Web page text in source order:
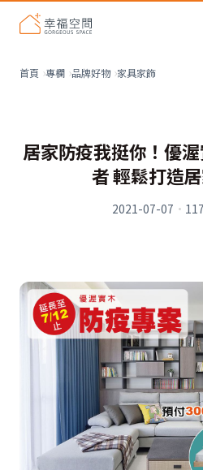
首頁 專欄 品牌好物 家具家飾
居家防疫我挺你！優
者 輕鬆打造
2021-07-07 ·